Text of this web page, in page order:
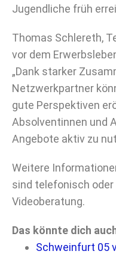
Jugendliche früh
Thomas Schlereth,
vor dem
„Dank starker
Netzwerkpartner
gute Perspektiven
Absolventinnen und
Angebote aktiv zu
Weitere
sind telefonisch
Videoberatung.
Das könnte dich
Schweinfurt 05